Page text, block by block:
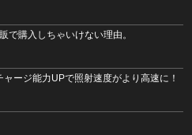
で購入しちゃいけない理由。
ージ能力UPで照射速度がより高速に！